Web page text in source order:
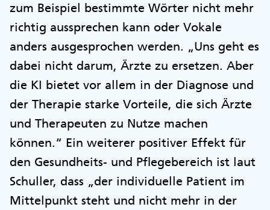
zum Beispiel bestimmte Wörter nicht mehr
richtig aussprechen kann oder Vokale
anders ausgesprochen werden. „Uns geht es
dabei nicht darum, Ärzte zu ersetzen. Aber
die KI bietet vor allem in der Diagnose und
der Therapie starke Vorteile, die sich Ärzte
und Therapeuten zu Nutze machen
können.“ Ein weiterer positiver Effekt für
den Gesundheits- und Pflegebereich ist laut
Schuller, dass „der individuelle Patient im
Mittelpunkt steht und nicht mehr in der